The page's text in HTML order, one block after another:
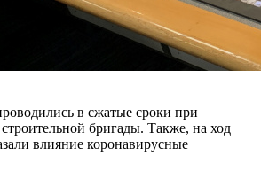
в сжатые сроки при
бригады. Также, на ход
влияние коронавирусные